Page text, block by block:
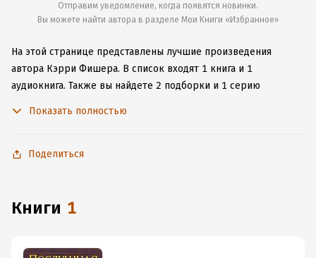
Отправим уведомление, когда появятся новинки.
Вы можете найти автора в разделе Мои Книги «Избранное»
На этой странице представлены лучшие произведения
автора Кэрри Фишера. В список входят 1 книга и 1
аудиокнига. Также вы найдете 2 подборки и 1 серию
приложение для iOS или Android, чтобы не расставаться
Показать полностью
Поделиться
книги 1